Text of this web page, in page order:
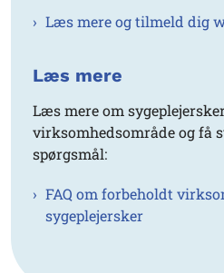
Læs mere og tilmeld dig
Læs mere
Læs mere om
virksomhedsområde og få
spørgsmål:
FAQ om forbeholdt
sygeplejersker